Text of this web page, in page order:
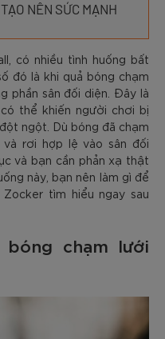
NÊN SỨC MẠNH
có nhiều tình huống bất
đó là khi quả bóng chạm
phần sân đối diện. Đây là
thể khiến người chơi bị
ngột. Dù bóng đã chạm
rơi hợp lệ vào sân đối
và bạn cần phản xạ thật
này, bạn nên làm gì để
tìm hiểu ngay sau
chạm lưới